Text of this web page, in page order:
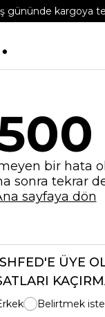
gününde kargoya
bir hata
sonra tekrar
sayfaya dön
ÜYE
Belirtmek